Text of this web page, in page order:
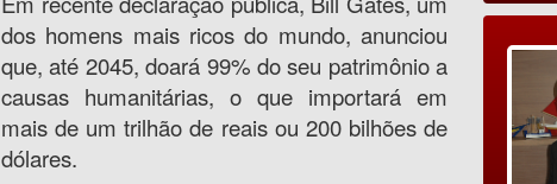
dos homens mais ricos do mundo, anunciou
que, até 2045, doará 99% do seu patrimônio a
causas humanitárias, o que importará em
mais de um trilhão de reais ou 200 bilhões de
dólares.